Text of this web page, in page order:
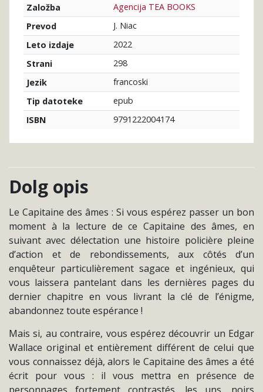
Založba
Agencija TEA BOOKS
Prevod
J. Niac
Leto izdaje
2022
Strani
298
Jezik
francoski
Tip datoteke
epub
ISBN
9791222004174
Dolg opis
Le Capitaine des âmes : Si vous espérez passer un bon
moment à la lecture de ce Capitaine des âmes, en
suivant avec délectation une histoire policière pleine
d’action et de rebondissements, aux côtés d’un
enquêteur particulièrement sagace et ingénieux, qui
vous laissera pantelant dans les dernières pages du
dernier chapitre en vous livrant la clé de l’énigme,
abandonnez toute espérance !
Mais si, au contraire, vous espérez découvrir un Edgar
Wallace original et entièrement différent de celui que
vous connaissez déjà, alors le Capitaine des âmes a été
écrit pour vous : il vous mettra en présence de